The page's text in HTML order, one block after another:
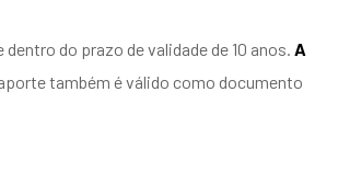
do prazo de validade de 10 anos. A
também é válido como documento